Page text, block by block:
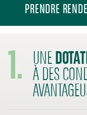
PRENDRE
1. UNE
À DES